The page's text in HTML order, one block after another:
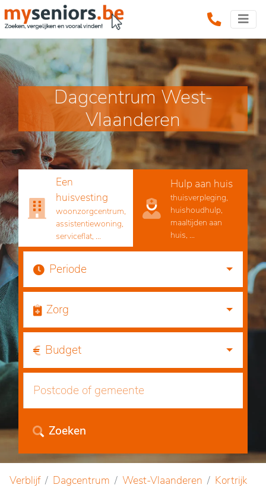
Dagcentrum West-
Vlaanderen
Een
huisvesting
woonzorgcentrum,
assistentiewoning,
serviceflat, ...
Hulp aan huis
thuisverpleging,
huishoudhulp,
maaltijden aan
huis, ...
Periode
Zorg
Budget
Zoeken
Verblijf Dagcentrum West-Vlaanderen
Kortrijk